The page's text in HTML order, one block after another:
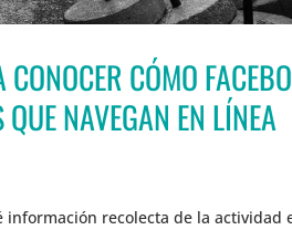
CÓMO
NAVEGAN EN LÍNEA
recolecta de la actividad